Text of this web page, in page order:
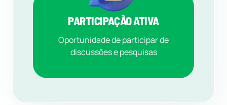
PARTICIPAÇÃO ATIVA
Oportunidade de participar de
discussões e pesquisas